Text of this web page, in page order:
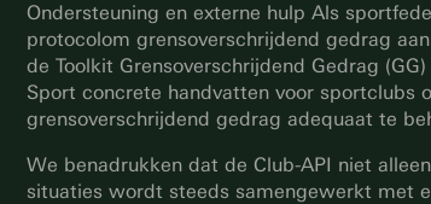
Ondersteuning en externe hulp Als
protocolom grensoverschrijdend gedrag
de Toolkit Grensoverschrijdend Gedrag
Sport concrete handvatten voor sportclubs
grensoverschrijdend gedrag adequaat te
We benadrukken dat de Club-API niet
situaties wordt steeds samengewerkt met